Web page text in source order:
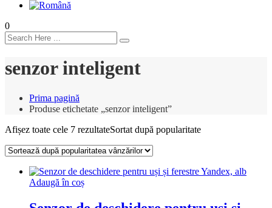
0
senzor inteligent
Prima pagină
Produse etichetate „senzor inteligent”
Afișez toate cele 7 rezultateSortat după popularitate
Adaugă în coș